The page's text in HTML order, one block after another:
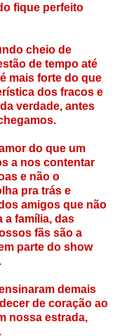
fique perfeito
cheio de
de tempo até
mais forte do que
dos fracos e
verdade, antes
do que um
a nos contentar
e não o
pra trás e
amigos que não
a família, das
fãs são a
parte do show
demais
de coração ao
nossa estrada,